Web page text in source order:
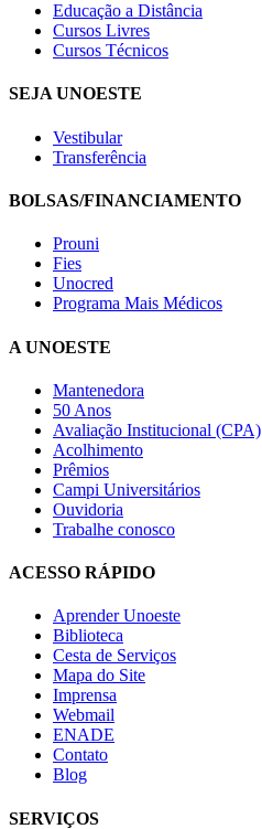
Educação a Distância
Cursos Livres
Cursos Técnicos
SEJA UNOESTE
Vestibular
Transferência
BOLSAS/FINANCIAMENTO
Prouni
Fies
Unocred
Programa Mais Médicos
A UNOESTE
Mantenedora
50 Anos
Avaliação Institucional (CPA)
Acolhimento
Prêmios
Campi Universitários
Ouvidoria
Trabalhe conosco
ACESSO RÁPIDO
Aprender Unoeste
Biblioteca
Cesta de Serviços
Mapa do Site
Imprensa
Webmail
ENADE
Contato
Blog
SERVIÇOS